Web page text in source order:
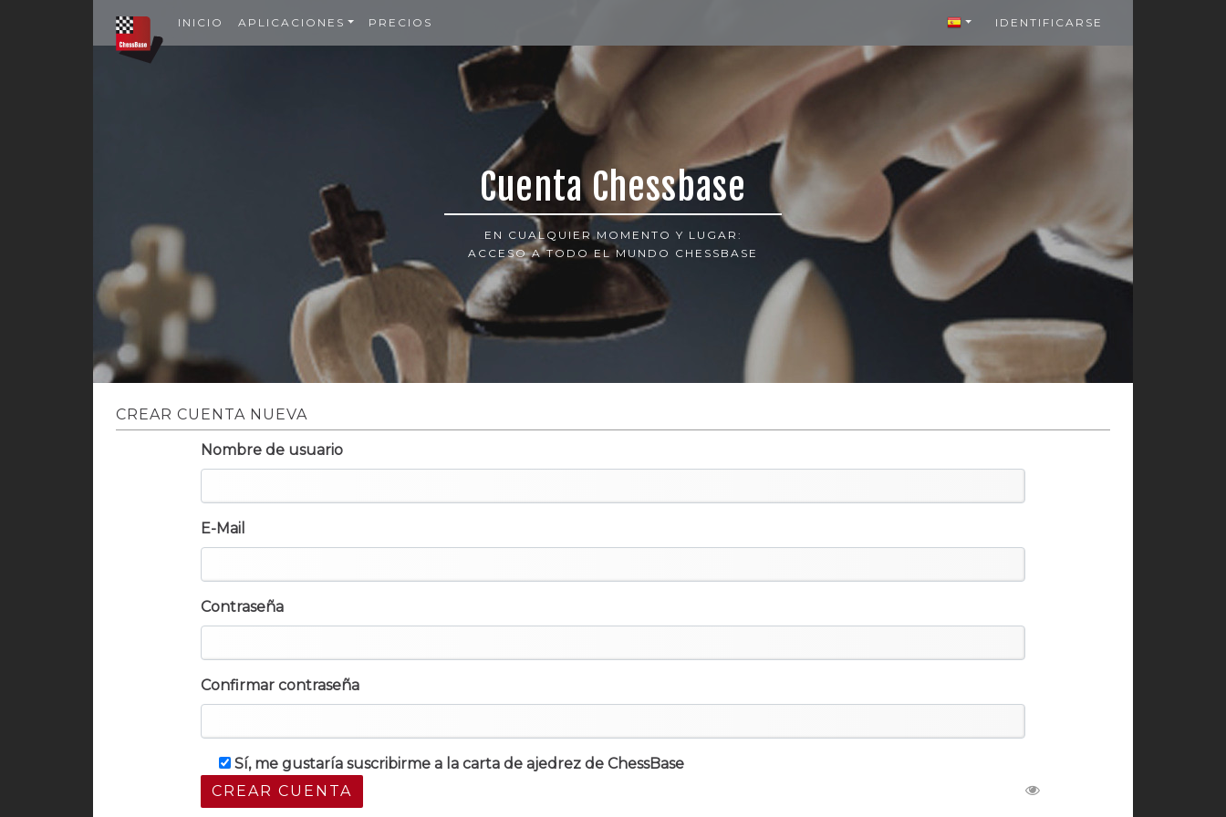
INICIO APLICACIONES PRECIOS IDENTIFICARSE
Cuenta Chessbase
EN CUALQUIER MOMENTO Y LUGAR:
ACCESO A TODO EL MUNDO CHESSBASE
CREAR CUENTA NUEVA
Nombre de usuario
E-Mail
Contraseña
Confirmar contraseña
Sí, me gustaría suscribirme a la carta de ajedrez de ChessBase
CREAR CUENTA